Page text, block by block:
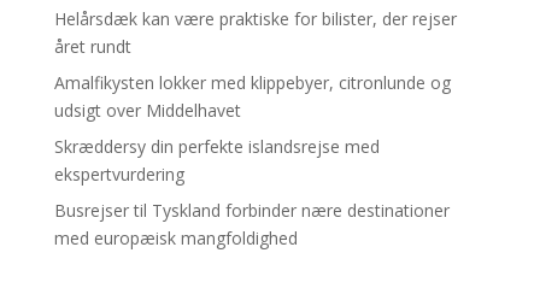
Helårsdæk kan være praktiske for bilister, der rejser
året rundt
Amalfikysten lokker med klippebyer, citronlunde og
udsigt over Middelhavet
Skræddersy din perfekte islandsrejse med
ekspertvurdering
Busrejser til Tyskland forbinder nære destinationer
med europæisk mangfoldighed